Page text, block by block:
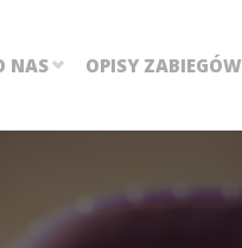
NAS OPISY ZABIEGÓW